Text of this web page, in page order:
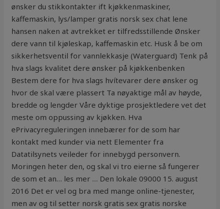
ønsker du stikkontakter ift kjøkkenmaskiner,
kaffemaskin, lys/lamper gratis norsk sex chat lene
hansen naken at avtrekket er tilfredsstillende Ønsker
dere vann til kjøleskap, kaffemaskin etc. Husk å be om
sikkerhetsventil for vannlekkasje (Waterguard) Tenk på
hva slags kvalitet dere ønsker på kjøkkenbenken
Bestem dere for hva slags hvítevarer dere ønsker og
hvor de skal være plassert Ta nøyaktige mål av høyde,
bredde og lengder Våre dyktige prosjektledere vet det
meste om oppussing av kjøkken. Hva
ePrivacyreguleringen innebærer for de som har
kontakt med kunder via nett Elementer fra
Datatilsynets veileder for innebygd personvern.
Moringen heter den, og skal vi tro eierne så fungerer
de som et an… les mer … Den lokale 09000 15. august
2016 Det er vel og bra med mange online-tjenester,
men av og til setter norsk gratis sex gratis norske